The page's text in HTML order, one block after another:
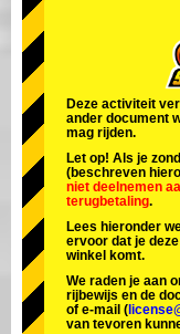
Tokyo
Tokyo
Tokyo Shibuya
Tokyo Asakusa
Okinawa
Deze activiteit
ander document
mag rijden.
Let op! Als je
(beschreven
niet deelnemen
terugbetaling.
Lees hieronder
ervoor dat je
winkel komt.
We raden je aan
rijbewijs en de
of e-mail (
van tevoren